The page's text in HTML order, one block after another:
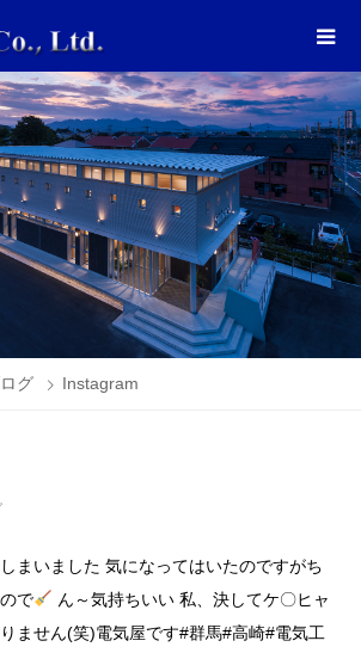
グ Instagram
まいました 気になってはいたのですがち
で
ん～気持ちいい私、決してケ〇ヒャ
ません(笑)電気屋です#群馬#高崎#電気工